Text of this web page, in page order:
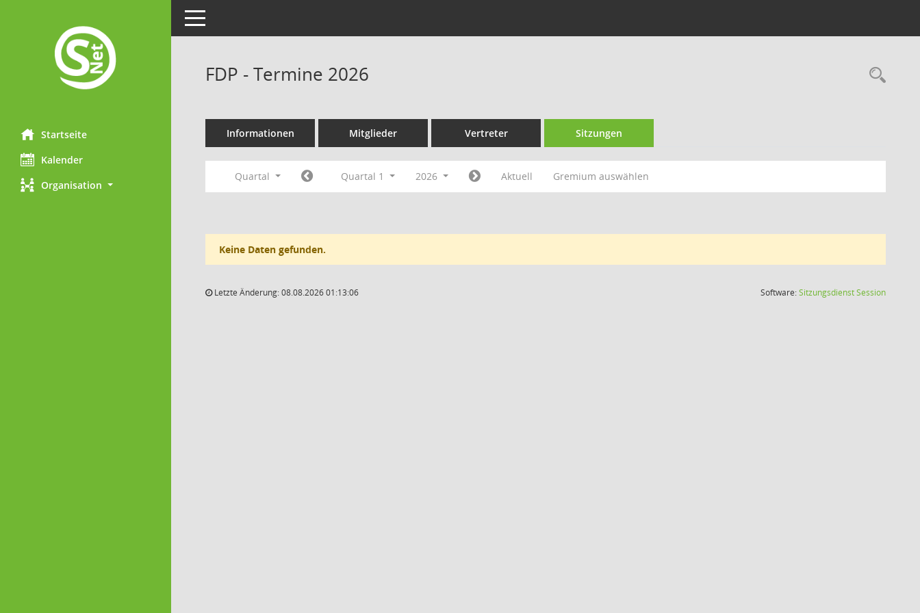
Startseite
Kalender
Organisation
Toggle navigation
FDP - Termine 2026
Informationen Mitglieder Vertreter Sitzungen
Quartal Quartal 1 2026 Aktuell Gremium auswählen
Keine Daten gefunden.
Letzte Änderung: 08.08.2026 01:13:06 Software:SitzungsdienstSession(Wird in